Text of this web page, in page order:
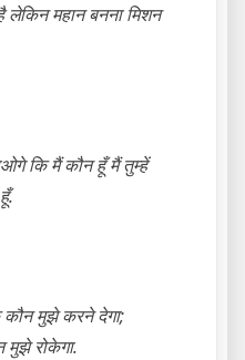
लेकिन महान बनना मिशन
कि मैं कौन हूँ मैं तुम्हें
कौन मुझे करने देगा;
मुझे रोकेगा.